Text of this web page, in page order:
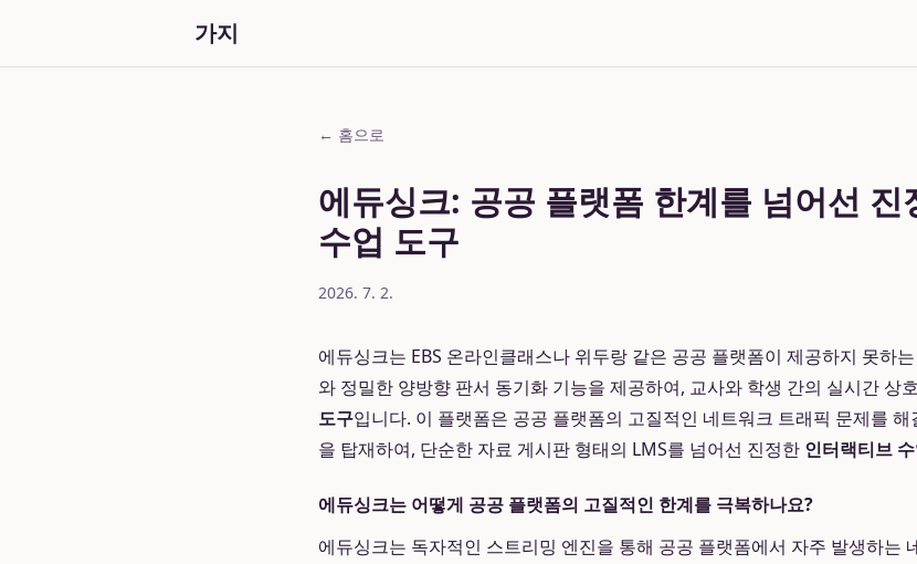
가지
← 홈으로
에듀싱크: 공공 플랫폼 한계를 넘어선 진
수업 도구
2026. 7. 2.
에듀싱크는 EBS 온라인클래스나 위두랑 같은 공공 플랫폼이 제공하지 못하
와 정밀한 양방향 판서 동기화 기능을 제공하여, 교사와 학생 간의 실시간 상
도구입니다. 이 플랫폼은 공공 플랫폼의 고질적인 네트워크 트래픽 문제를
을 탑재하여, 단순한 자료 게시판 형태의 LMS를 넘어선 진정한 인터랙티브
에듀싱크는 어떻게 공공 플랫폼의 고질적인 한계를 극복하나요?
에듀싱크는 독자적인 스트리밍 엔진을 통해 공공 플랫폼에서 자주 발생하는